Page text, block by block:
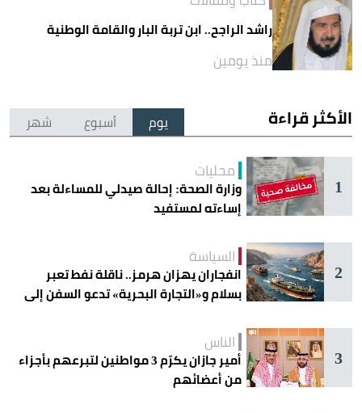
راشد الراجح.. ابن تربة البار والقامة الوطنية
منذ يومين
الأكثر قراءة يوم أسبوع شهر
1
محليات
وزارة الصحة: إحالة صيدلي للمساءلة بعد
إساءته لمستفيد
2
السياسة
انفجاران يهزان هرمز.. ناقلة نفط تعبر
بسلام و«التجارة البحرية» تدعو السفن إلى
3
الناس
أمير جازان يكرّم 3 مواطنين لتبرعهم بأجزاء
من أعضائهم